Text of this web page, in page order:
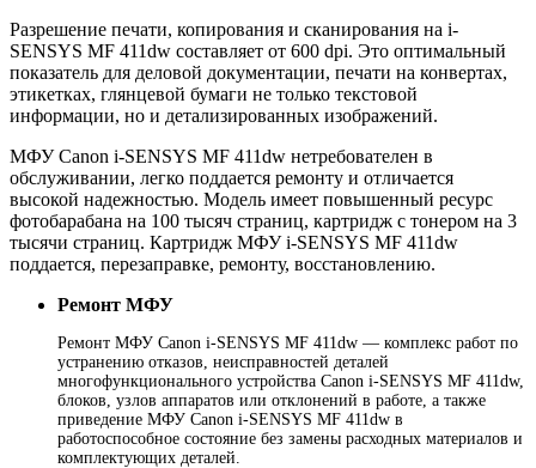
Разрешение печати, копирования и сканирования на i-
SENSYS MF 411dw составляет от 600 dpi. Это оптимальный
показатель для деловой документации, печати на конвертах,
этикетках, глянцевой бумаги не только текстовой
информации, но и детализированных изображений.
МФУ Canon i-SENSYS MF 411dw нетребователен в
обслуживании, легко поддается ремонту и отличается
высокой надежностью. Модель имеет повышенный ресурс
фотобарабана на 100 тысяч страниц, картридж с тонером на 3
тысячи страниц. Картридж МФУ i-SENSYS MF 411dw
поддается, перезаправке, ремонту, восстановлению.
Ремонт МФУ
Ремонт МФУ Canon i-SENSYS MF 411dw — комплекс работ по
устранению отказов, неисправностей деталей
многофункционального устройства Canon i-SENSYS MF 411dw,
блоков, узлов аппаратов или отклонений в работе, а также
приведение МФУ Canon i-SENSYS MF 411dw в
работоспособное состояние без замены расходных материалов и
комплектующих деталей.